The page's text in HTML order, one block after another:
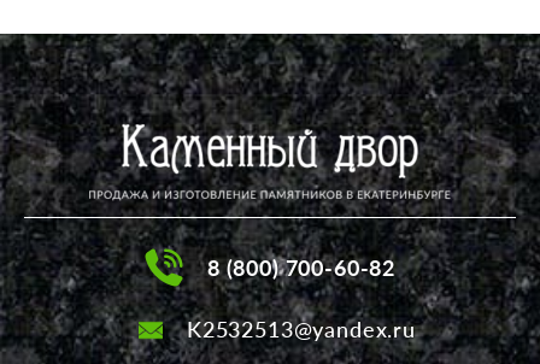
8 (800) 700-60-82
K2532513@yandex.ru